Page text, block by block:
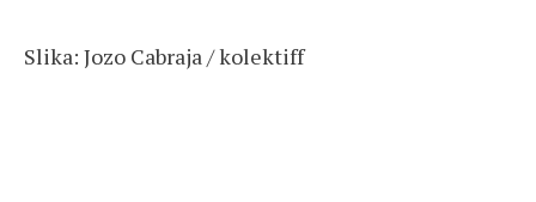
Slika: Jozo Cabraja / kolektiff